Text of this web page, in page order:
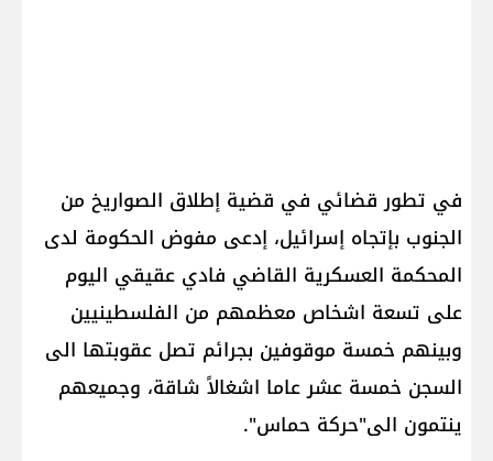
في تطور قضائي في قضية إطلاق الصواريخ من
الجنوب بإتجاه إسرائيل، إدعى مفوض الحكومة لدى
المحكمة العسكرية القاضي فادي عقيقي اليوم
على تسعة اشخاص معظمهم من الفلسطينيين
وبينهم خمسة موقوفين بجرائم تصل عقوبتها الى
السجن خمسة عشر عاما اشغالاً شاقة، وجميعهم
ينتمون الى"حركة حماس".